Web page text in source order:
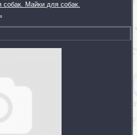
собак. Майки для собак.